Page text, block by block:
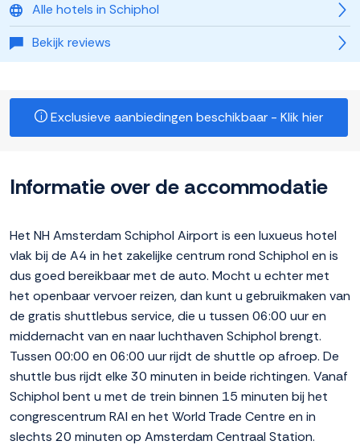
Alle hotels in Schiphol
Bekijk reviews
Exclusieve aanbiedingen beschikbaar - Klik hier
Informatie over de accommodatie
Het NH Amsterdam Schiphol Airport is een luxueus hotel
vlak bij de A4 in het zakelijke centrum rond Schiphol en is
dus goed bereikbaar met de auto. Mocht u echter met
het openbaar vervoer reizen, dan kunt u gebruikmaken van
de gratis shuttlebus service, die u tussen 06:00 uur en
middernacht van en naar luchthaven Schiphol brengt.
Tussen 00:00 en 06:00 uur rijdt de shuttle op afroep. De
shuttle bus rijdt elke 30 minuten in beide richtingen. Vanaf
Schiphol bent u met de trein binnen 15 minuten bij het
congrescentrum RAI en het World Trade Centre en in
slechts 20 minuten op Amsterdam Centraal Station.